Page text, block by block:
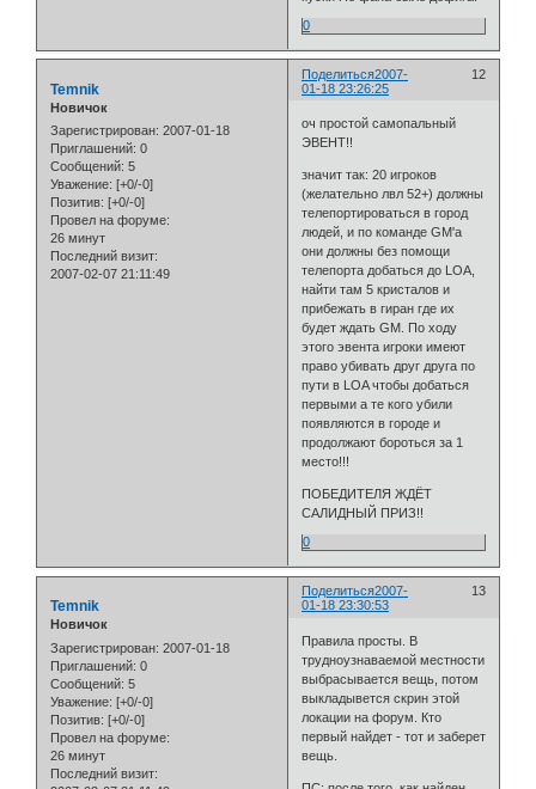
0
Поделиться 12
2007-
01-18 23:26:25
Temnik
Новичок
Зарегистрирован: 2007-01-18
Приглашений: 0
Сообщений: 5
Уважение: [+0/-0]
Позитив: [+0/-0]
Провел на форуме:
26 минут
Последний визит:
2007-02-07 21:11:49
оч простой самопальный
ЭВЕНТ!!
значит так: 20 игроков
(желательно лвл 52+) должны
телепортироваться в город
людей, и по команде GM'a
они должны без помощи
телепорта добаться до LOA,
найти там 5 кристалов и
прибежать в гиран где их
будет ждать GM. По ходу
этого эвента игроки имеют
право убивать друг друга по
пути в LOA чтобы добаться
первыми а те кого убили
появляются в городе и
продолжают бороться за 1
место!!!
ПОБЕДИТЕЛЯ ЖДЁТ
САЛИДНЫЙ ПРИЗ!!
0
Поделиться 13
2007-
01-18 23:30:53
Temnik
Новичок
Зарегистрирован: 2007-01-18
Приглашений: 0
Сообщений: 5
Уважение: [+0/-0]
Позитив: [+0/-0]
Провел на форуме:
26 минут
Последний визит:
Правила просты. В
трудноузнаваемой местности
выбрасывается вещь, потом
выкладывется скрин этой
локации на форум. Кто
первый найдет - тот и заберет
вещь.